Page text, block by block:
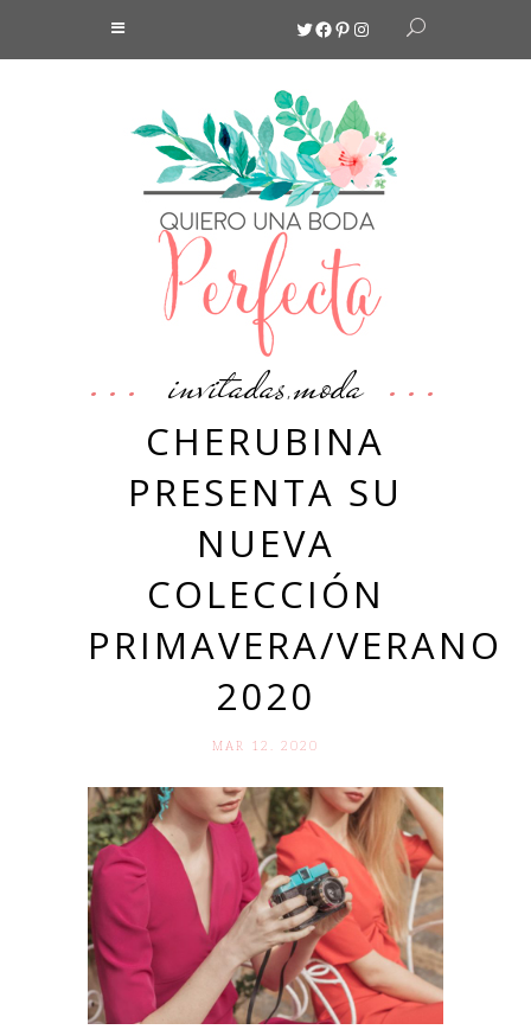
Twitter
Facebook
Pinterest
Instagram
invitadas,moda
CHERUBINA
PRESENTA SU
NUEVA
COLECCIÓN
PRIMAVERA/VERANO
2020
MAR 12. 2020